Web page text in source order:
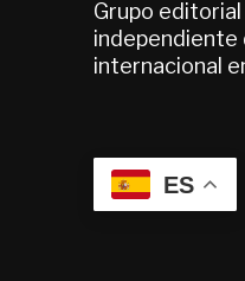
Grupo
independiente
internacional
ES